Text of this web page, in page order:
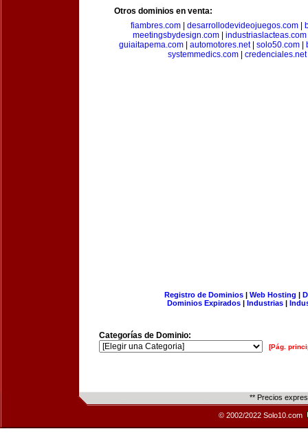
Otros dominios en venta:
fiambres.com| desarrollodevideojuegos.com|
meetingsbydesign.com
industriaslacteas.com
guiaitapema.com| automotores.net| solo50.com|
systemmedics.com
credenciales.net
Registro de Dominios| Web Hosting |
Dominios Expirados | Industrias |
Categorías de Dominio:
[Pág.
** Precios
© 2002/2022 Solo10.com